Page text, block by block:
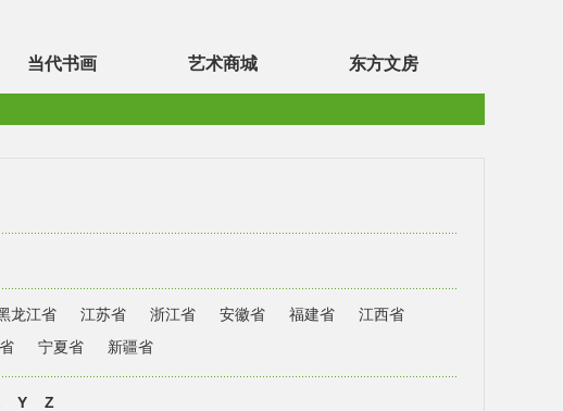
当代书画 艺术商城 东方文房
龙江省 江苏省 浙江省 安徽省 福建省
江西省
宁夏省 新疆省
Y Z